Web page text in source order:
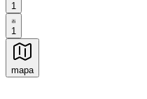
1
1
mapa
Experiencias culinarias